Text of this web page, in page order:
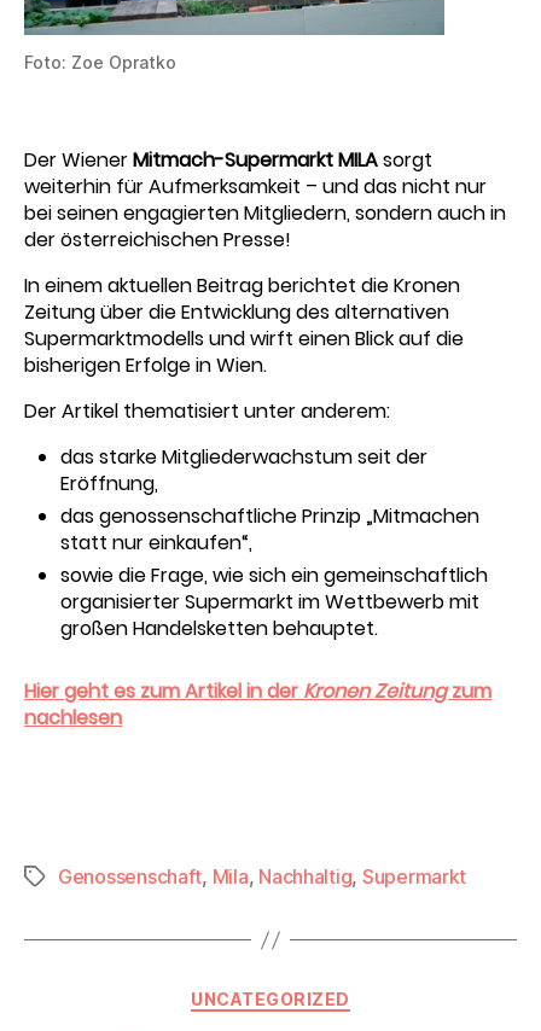
Foto: Zoe Opratko
Der WienerMitmach-Supermarkt MILAsorgt
weiterhin für Aufmerksamkeit – und das nicht nur
bei seinen engagierten Mitgliedern, sondern auch in
der österreichischen Presse!
In einem aktuellen Beitrag berichtet die Kronen
Zeitung über die Entwicklung des alternativen
Supermarktmodells und wirft einen Blick auf die
bisherigen Erfolge in Wien.
Der Artikel thematisiert unter anderem:
das starke Mitgliederwachstum seit der
Eröffnung,
das genossenschaftliche Prinzip „Mitmachen
statt nur einkaufen“,
sowie die Frage, wie sich ein gemeinschaftlich
organisierter Supermarkt im Wettbewerb mit
großen Handelsketten behauptet.
Hier geht es zum Artikel in der Kronen Zeitungzum
nachlesen
Schlagwörter
Genossenschaft, Mila, Nachhaltig, Supermarkt
Kategorien
UNCATEGORIZED